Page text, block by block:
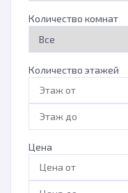
Количество комнат
Количество этажей
Цена